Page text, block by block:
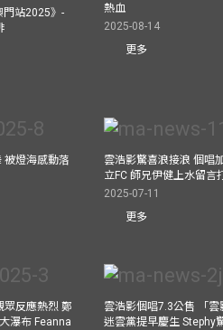
門站2025》-
熱血
2025-08-14
更多
被燈海感動落
雲浩影驚喜浪接浪 個唱
立FC 師兄伊健上水留言
2025-07-11
更多
眾反應熱烈 鄭
瀑布 Feanna
雲浩影個唱7.3公售 「
迷雲黨提早慶生 Stephy